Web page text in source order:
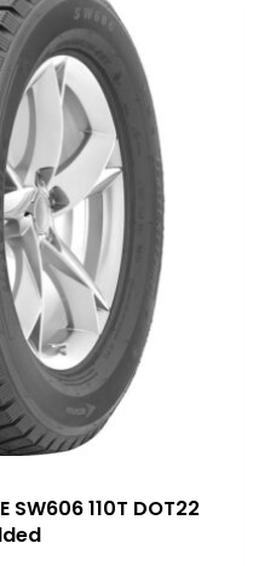
SW606 110T DOT22